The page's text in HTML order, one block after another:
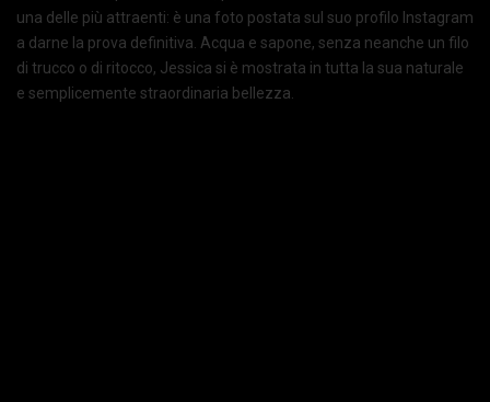
una delle più attraenti: è una foto postata sul suo profilo Instagram
a darne la prova definitiva. Acqua e sapone, senza neanche un filo
di trucco o di ritocco, Jessica si è mostrata in tutta la sua naturale
e semplicemente straordinaria bellezza.